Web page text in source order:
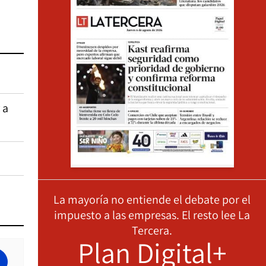
La mayoría no entiende el debate por el
impuesto a las empresas. El resto lee La
Tercera.
Plan Digital+